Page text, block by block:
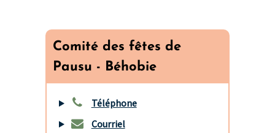
Comité des fêtes de
Pausu - Béhobie
Téléphone
Courriel